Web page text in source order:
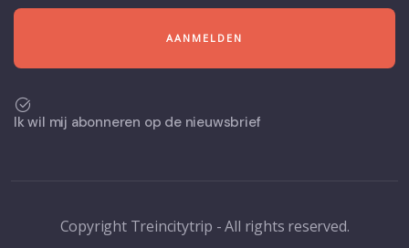
Ik wil mij abonneren op de nieuwsbrief
Copyright Treincitytrip - All rights reserved.